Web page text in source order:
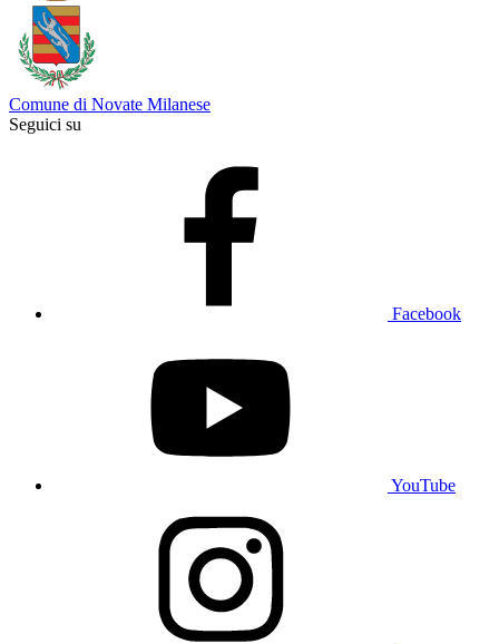
Comune di Novate Milanese
Seguici su
Facebook
YouTube